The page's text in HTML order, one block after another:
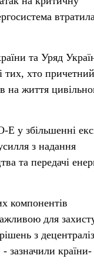
та Уряд
тих, хто
на життя
E у збільшенні
з надання
та передачі
компонентів
для
з
- зазначили країни-